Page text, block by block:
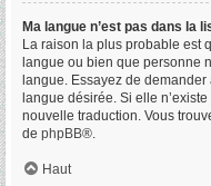
Ma langue n’est pas dans la
La raison la plus probable est
langue ou bien que personne
langue. Essayez de
langue désirée. Si elle
nouvelle traduction. Vous
de phpBB®.
Haut